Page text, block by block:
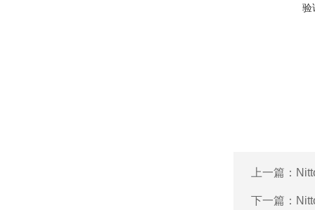
验
上一篇：
下一篇：